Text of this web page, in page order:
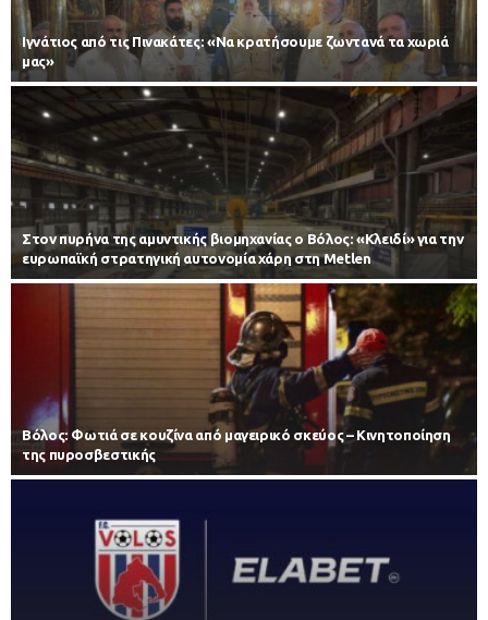
Ιγνάτιος από τις Πινακάτες: «Να κρατήσουμε ζωντανά τα χωριά
μας»
Στον πυρήνα της αμυντικής βιομηχανίας ο Βόλος: «Κλειδί» για την
ευρωπαϊκή στρατηγική αυτονομία χάρη στη Metlen
Βόλος: Φωτιά σε κουζίνα από μαγειρικό σκεύος – Κινητοποίηση
της πυροσβεστικής